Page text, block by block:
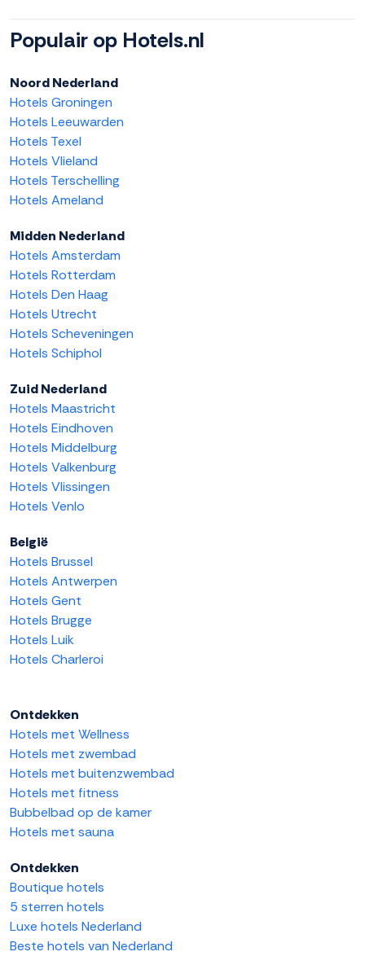
Populair op Hotels.nl
Noord Nederland
Hotels Groningen
Hotels Leeuwarden
Hotels Texel
Hotels Vlieland
Hotels Terschelling
Hotels Ameland
Midden Nederland
Hotels Amsterdam
Hotels Rotterdam
Hotels Den Haag
Hotels Utrecht
Hotels Scheveningen
Hotels Schiphol
Zuid Nederland
Hotels Maastricht
Hotels Eindhoven
Hotels Middelburg
Hotels Valkenburg
Hotels Vlissingen
Hotels Venlo
België
Hotels Brussel
Hotels Antwerpen
Hotels Gent
Hotels Brugge
Hotels Luik
Hotels Charleroi
Ontdekken
Hotels met Wellness
Hotels met zwembad
Hotels met buitenzwembad
Hotels met fitness
Bubbelbad op de kamer
Hotels met sauna
Ontdekken
Boutique hotels
5 sterren hotels
Luxe hotels Nederland
Beste hotels van Nederland